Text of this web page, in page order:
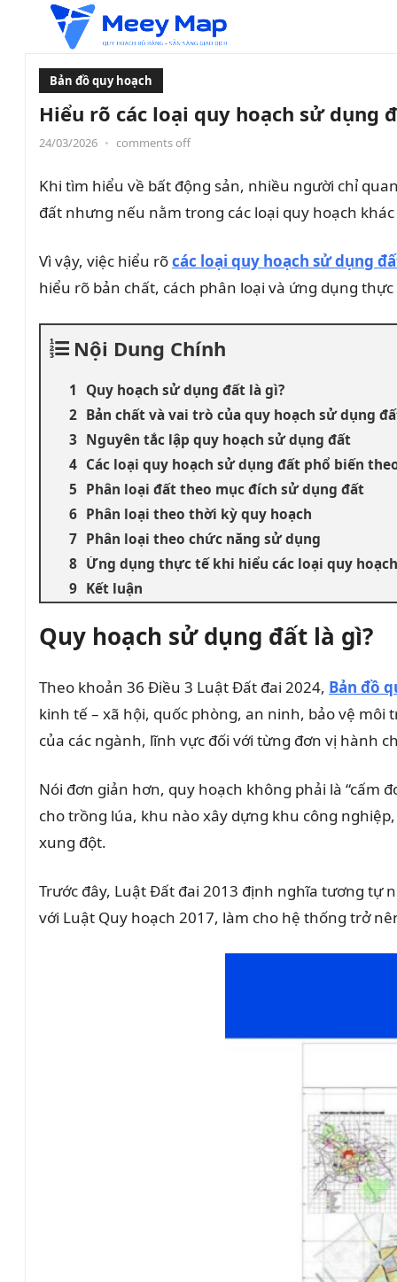
Bản đồ quy hoạch
Hiểu rõ các loại quy hoạch sử dụng
24/03/2026 • comments off
Khi tìm hiểu về bất động sản, nhiều người chỉ
đất nhưng nếu nằm trong các loại quy hoạch
Vì vậy, việc hiểu rõcác loại quy hoạch sử dụng
hiểu rõ bản chất, cách phân loại và ứng dụng
Nội Dung Chính
Quy hoạch sử dụng đất là gì?
Bản chất và vai trò của quy hoạch sử dụng
Nguyên tắc lập quy hoạch sử dụng đất
Các loại quy hoạch sử dụng đất phổ biến
Phân loại đất theo mục đích sử dụng đất
Phân loại theo thời kỳ quy hoạch
Phân loại theo chức năng sử dụng
Ứng dụng thực tế khi hiểu các loại quy
Kết luận
Quy hoạch sử dụng đất là gì?
Theo khoản 36 Điều 3 Luật Đất đai 2024, Bản đồ
kinh tế – xã hội, quốc phòng, an ninh, bảo vệ
của các ngành, lĩnh vực đối với từng đơn vị hành
Nói đơn giản hơn, quy hoạch không phải là “cấm
cho trồng lúa, khu nào xây dựng khu công
xung đột.
Trước đây, Luật Đất đai 2013 định nghĩa tương tự
với Luật Quy hoạch 2017, làm cho hệ thống trở